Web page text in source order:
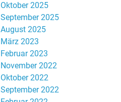
Oktober 2025
September 2025
August 2025
März 2023
Februar 2023
November 2022
Oktober 2022
September 2022